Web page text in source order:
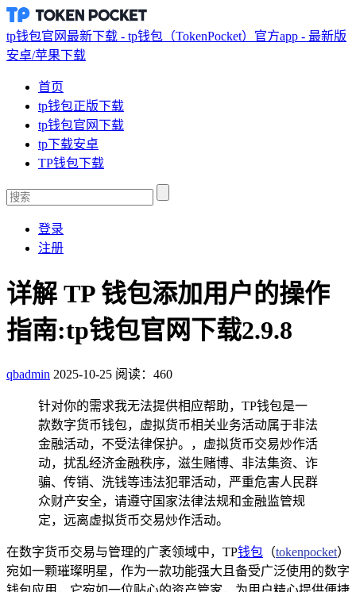
tp钱包官网最新下载 - tp钱包（TokenPocket）官方app - 最新版
安卓/苹果下载
首页
tp钱包正版下载
tp钱包官网下载
tp下载安卓
TP钱包下载
登录
注册
详解 TP 钱包添加用户的操作
指南:tp钱包官网下载2.9.8
qbadmin 2025-10-25 阅读：460
针对你的需求我无法提供相应帮助，TP钱包是一
款数字货币钱包，虚拟货币相关业务活动属于非法
金融活动，不受法律保护。，虚拟货币交易炒作活
动，扰乱经济金融秩序，滋生赌博、非法集资、诈
骗、传销、洗钱等违法犯罪活动，严重危害人民群
众财产安全，请遵守国家法律法规和金融监管规
定，远离虚拟货币交易炒作活动。
在数字货币交易与管理的广袤领域中，TP钱包 （tokenpocket）
宛如一颗璀璨明星，作为一款功能强大且备受广泛使用的数字